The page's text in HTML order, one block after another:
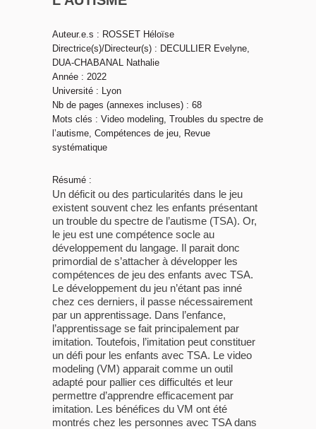
Auteur.e.s : ROSSET Héloïse
Directrice(s)/Directeur(s) : DECULLIER Evelyne,
DUA-CHABANAL Nathalie
Année : 2022
Université : Lyon
Nb de pages (annexes incluses) : 68
Mots clés : Video modeling, Troubles du spectre de
l’autisme, Compétences de jeu, Revue
systématique
Résumé :
Un déficit ou des particularités dans le jeu
existent souvent chez les enfants présentant
un trouble du spectre de l’autisme (TSA). Or,
le jeu est une compétence socle au
développement du langage. Il parait donc
primordial de s’attacher à développer les
compétences de jeu des enfants avec TSA.
Le développement du jeu n’étant pas inné
chez ces derniers, il passe nécessairement
par un apprentissage. Dans l’enfance,
l’apprentissage se fait principalement par
imitation. Toutefois, l’imitation peut constituer
un défi pour les enfants avec TSA. Le video
modeling (VM) apparait comme un outil
adapté pour pallier ces difficultés et leur
permettre d’apprendre efficacement par
imitation. Les bénéfices du VM ont été
montrés chez les personnes avec TSA dans